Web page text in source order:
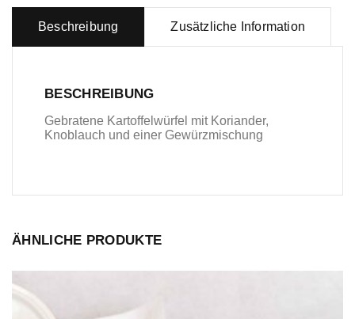
Beschreibung Zusätzliche Information
BESCHREIBUNG
Gebratene Kartoffelwürfel mit Koriander,
Knoblauch und einer Gewürzmischung
ÄHNLICHE PRODUKTE